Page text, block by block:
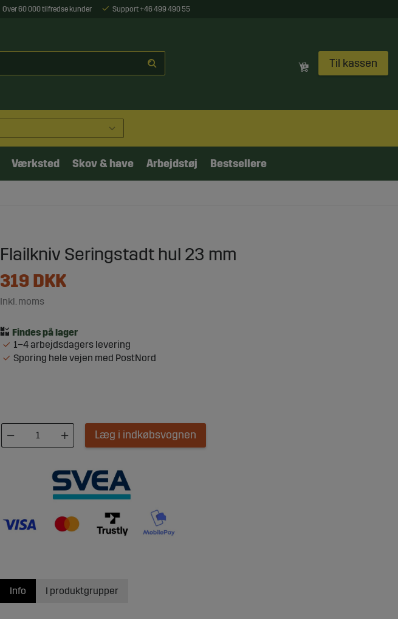
Over 60 000 tilfredse kunder Support +46 499 490 55
Til kassen
Værksted Skov & have Arbejdstøj Bestsellere
Flailkniv Seringstadt hul 23 mm
319 DKK
Inkl. moms
1–4 arbejdsdagers levering
Sporing hele vejen med PostNord
Læg i indkøbsvognen
Info I produktgrupper